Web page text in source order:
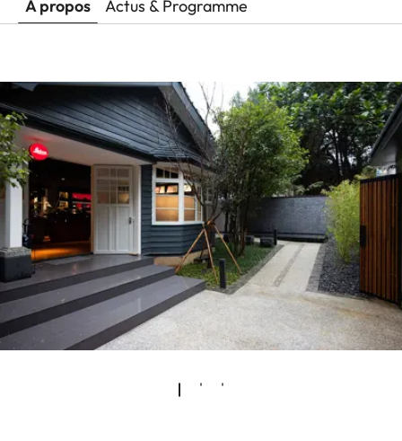
A propos Actus & Programme